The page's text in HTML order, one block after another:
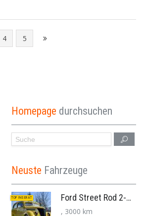
4 5
Homepage durchsuchen
Neuste Fahrzeuge
TOP INSERAT Ford Street Rod 2-Door V8 Aut. 1937
, 3000 km